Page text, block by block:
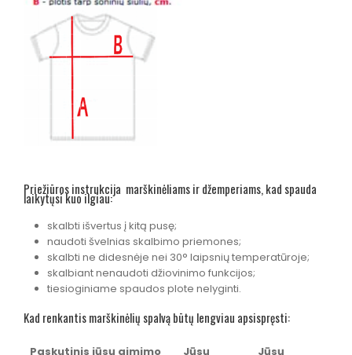
Priežiūros instrukcija marškinėliams ir džemperiams, kad spauda
laikytųsi kuo ilgiau:
skalbti išvertus į kitą pusę;
naudoti švelnias skalbimo priemones;
skalbti ne didesnėje nei 30° laipsnių temperatūroje;
skalbiant nenaudoti džiovinimo funkcijos;
tiesioginiame spaudos plote nelyginti.
Kad renkantis marškinėlių spalvą būtų lengviau apsispręsti:
Paskutinis jūsų gimimo Jūsų Jūsų